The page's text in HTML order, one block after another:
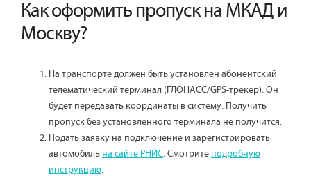
Как оформить пропуск на МКАД и
Москву?
На транспорте должен быть установлен абонентский
телематический терминал (ГЛОНАСС/GPS-трекер). Он
будет передавать координаты в систему. Получить
пропуск без установленного терминала не получится.
Подать заявку на подключение и зарегистрировать
автомобиль на сайте РНИС. Смотрите подробную
инструкцию.